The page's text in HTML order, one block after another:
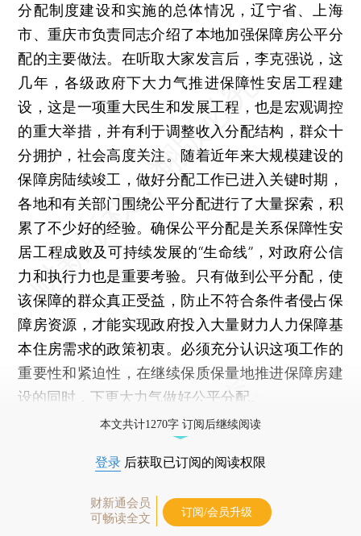
分配制度建设和实施的总体情况，辽宁省、上海
市、重庆市负责同志介绍了本地加强保障房公平分
配的主要做法。在听取大家发言后，李克强说，这
几年，各级政府下大力气推进保障性安居工程建
设，这是一项重大民生和发展工程，也是宏观调控
的重大举措，并有利于调整收入分配结构，群众十
分拥护，社会高度关注。随着近年来大规模建设的
保障房陆续竣工，做好分配工作已进入关键时期，
各地和有关部门围绕公平分配进行了大量探索，积
累了不少好的经验。确保公平分配是关系保障性安
居工程成败及可持续发展的“生命线”，对政府公信
力和执行力也是重要考验。只有做到公平分配，使
该保障的群众真正受益，防止不符合条件者侵占保
障房资源，才能实现政府投入大量财力人力保障基
本住房需求的政策初衷。必须充分认识这项工作的
重要性和紧迫性，在继续保质保量地推进保障房建
设的同时，下更大力气做好公平分配。
本文共计1270字 订阅后继续阅读
登录 后获取已订阅的阅读权限
财新通会员
可畅读全文
订阅/会员升级